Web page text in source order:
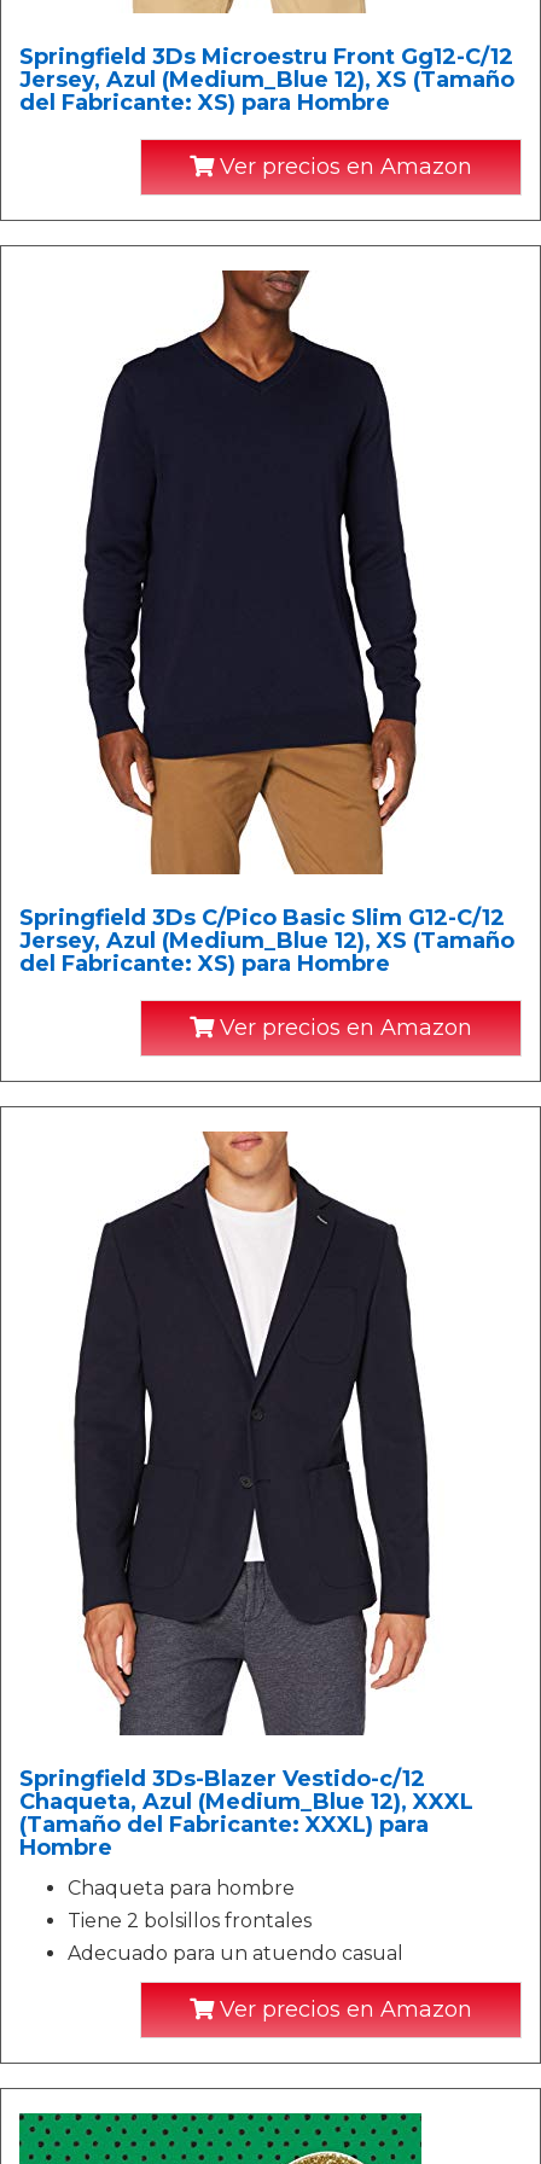
Springfield 3Ds Microestru Front Gg12-C/12
Jersey, Azul (Medium_Blue 12), XS (Tamaño
del Fabricante: XS) para Hombre
Ver precios en Amazon
Springfield 3Ds C/Pico Basic Slim G12-C/12
Jersey, Azul (Medium_Blue 12), XS (Tamaño
del Fabricante: XS) para Hombre
Ver precios en Amazon
Springfield 3Ds-Blazer Vestido-c/12
Chaqueta, Azul (Medium_Blue 12), XXXL
(Tamaño del Fabricante: XXXL) para
Hombre
Chaqueta para hombre
Tiene 2 bolsillos frontales
Adecuado para un atuendo casual
Ver precios en Amazon